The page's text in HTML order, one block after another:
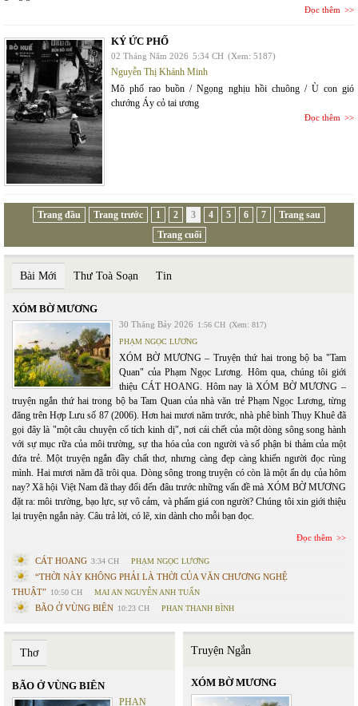
Đọc thêm
KÝ ỨC PHỐ
02 Tháng Năm 2026 5:34 CH (Xem: 5187)
Nguyễn Thị Khánh Minh
Mõ phố rao buồn / Ngọng nghịu hồi chuông / Ù con gió
chướng Áy cỏ tai ương
Đọc thêm
Trang đầu Trang trước 1 2 3 4 5 6 7
Trang sau
Trang cuối
Bài Mới Thư Toà Soạn Tin
XÓM BỜ MƯƠNG
30 Tháng Bảy 2026 1:56 CH (Xem: 817)
PHẠM NGỌC LƯƠNG
XÓM BỜ MƯƠNG – Truyện thứ hai trong bộ ba "Tam
Quan" của Phạm Ngọc Lương. Hôm qua, chúng tôi giới
thiệu CÁT HOANG. Hôm nay là XÓM BỜ MƯƠNG –
truyện ngắn thứ hai trong bộ ba Tam Quan của nhà văn trẻ Phạm Ngọc Lương, từng
đăng trên Hợp Lưu số 87 (2006). Hơn hai mươi năm trước, nhà phê bình Thụy Khuê đã
gọi đây là "một câu chuyện cổ tích kinh dị", nơi cái chết của một dòng sông song hành
với sự mục rữa của môi trường, sự tha hóa của con người và số phận bi thảm của một
đứa trẻ. Một truyện ngắn đầy chất thơ, nhưng càng đẹp càng khiến người đọc rùng
mình. Hai mươi năm đã trôi qua. Dòng sông trong truyện có còn là một ẩn dụ của hôm
nay? Xã hội Việt Nam đã thay đổi đến đâu trước những vấn đề mà XÓM BỜ MƯƠNG
đặt ra: môi trường, bạo lực, sự vô cảm, và phẩm giá con người? Chúng tôi xin giới thiệu
lại truyện ngắn này. Câu trả lời, có lẽ, xin dành cho mỗi bạn đọc.
Đọc thêm
CÁT HOANG 3:34 CH PHẠM NGỌC LƯƠNG
“THỜI NÀY KHÔNG PHẢI LÀ THỜI CỦA VĂN CHƯƠNG NGHỆ
THUẬT” 10:50 CH MAI AN NGUYỄN ANH TUẤN
BÃO Ở VÙNG BIÊN 10:23 CH PHAN THANH BÌNH
Thơ
BÃO Ở VÙNG BIÊN
PHAN
Truyện Ngắn
XÓM BỜ MƯƠNG